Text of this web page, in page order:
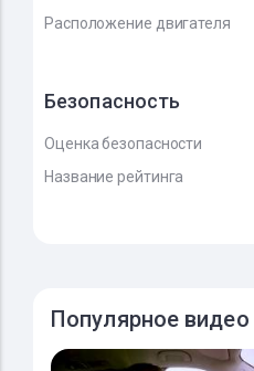
Расположение двигателя
Безопасность
Оценка безопасности
Название рейтинга
Популярное видео